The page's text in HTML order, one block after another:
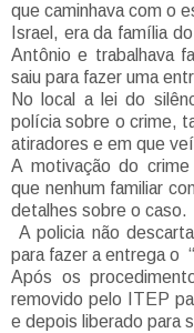
que caminhava com o
Israel, era da família
Antônio e trabalhava
saiu para fazer uma
No local a lei do
polícia sobre o crime,
atiradores e em que
A motivação do
que nenhum familiar
detalhes sobre o caso.
A policia não
para fazer a entrega o
Após os
removido pelo ITEP
e depois liberado para